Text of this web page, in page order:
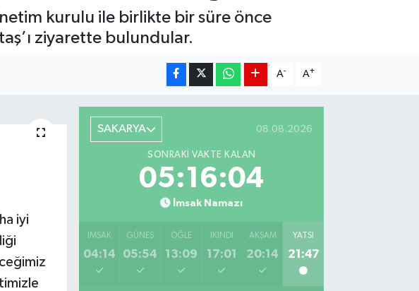
kurulu ile birlikte bir süre önce
ziyarette bulundular.
A- A+
iyi
SAKARYA 08.08.2026
SONRAKI VAKTE KALAN
05:16:03
İmsak Namazı
İMSAK
04:14
GÜNEŞ
05:54
ÖĞLE
13:09
İKINDI
17:01
AKŞAM
20:14
YATSI
21:47